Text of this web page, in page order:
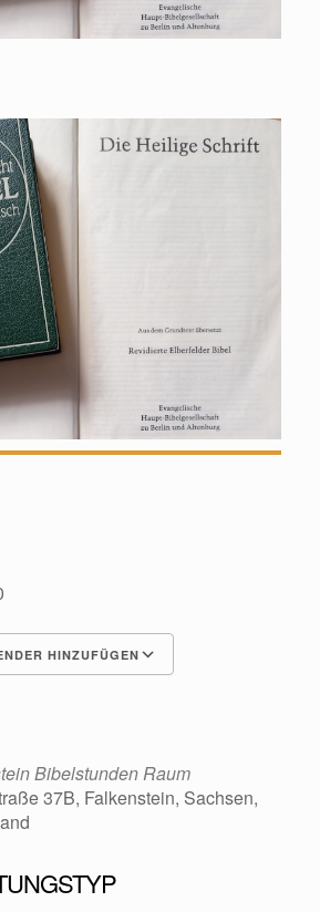
HINZUFÜGEN
Bibelstunden Raum
37B, Falkenstein, Sachsen,